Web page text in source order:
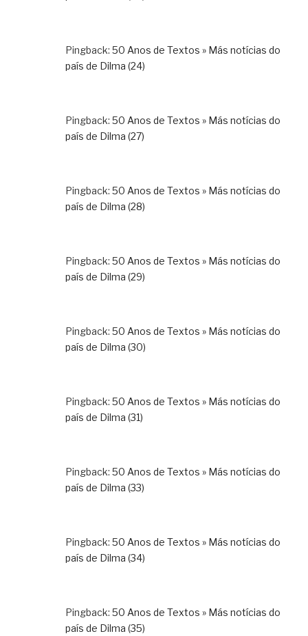
Pingback: 50 Anos de Textos » Más notícias do
país de Dilma (24)
Pingback: 50 Anos de Textos » Más notícias do
país de Dilma (27)
Pingback: 50 Anos de Textos » Más notícias do
país de Dilma (28)
Pingback: 50 Anos de Textos » Más notícias do
país de Dilma (29)
Pingback: 50 Anos de Textos » Más notícias do
país de Dilma (30)
Pingback: 50 Anos de Textos » Más notícias do
país de Dilma (31)
Pingback: 50 Anos de Textos » Más notícias do
país de Dilma (33)
Pingback: 50 Anos de Textos » Más notícias do
país de Dilma (34)
Pingback: 50 Anos de Textos » Más notícias do
país de Dilma (35)